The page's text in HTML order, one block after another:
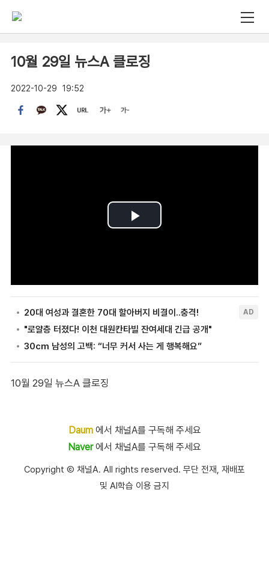
10월 29일 뉴스A 클로징
2022-10-29 19:52
10월 29일 뉴스A 클로징
Daum에서 채널A를 구독해 주세요
Naver에서 채널A를 구독해 주세요
Copyright Ⓒ 채널A. All rights reserved. 무단 전재, 재배포
및 AI학습 이용 금지